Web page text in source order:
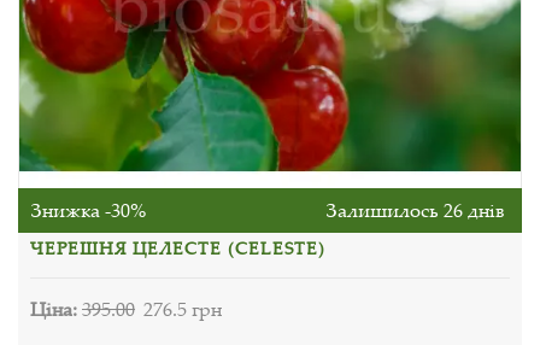
Знижка -30% Залишилось 26 днів
ЧЕРЕШНЯ ЦЕЛЕСТЕ (CELESTE)
Ціна:395.00 276.5 грн